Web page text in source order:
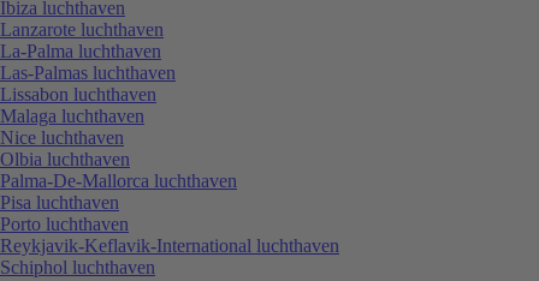
Ibiza luchthaven
Lanzarote luchthaven
La-Palma luchthaven
Las-Palmas luchthaven
Lissabon luchthaven
Malaga luchthaven
Nice luchthaven
Olbia luchthaven
Palma-De-Mallorca luchthaven
Pisa luchthaven
Porto luchthaven
Reykjavik-Keflavik-International luchthaven
Schiphol luchthaven